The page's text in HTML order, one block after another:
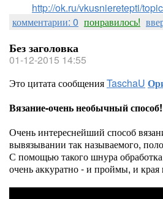
http://ok.ru/vkusnieretepti/
комментарии: 0 понравилось!
Без заголовка
01-12-2015 14:55
Это цитата сообщенияTaschaU
Вязание-очень необычный способ!
Очень интереснейший способ
вывязывании так называемого,
С помощью такого шнура обработка
очень аккуратно - и проймы, и края